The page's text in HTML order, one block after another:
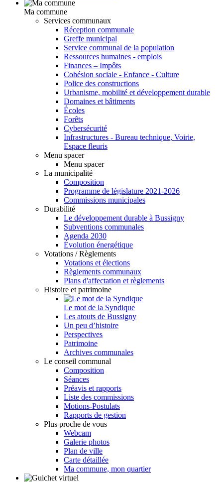
Ma commune
Services communaux
Réception communale
Greffe municipal
Service communal de la population
Ressources humaines - emplois
Finances – Impôts
Cohésion sociale - Enfance - Culture
Police des constructions
Urbanisme, mobilité et développement durable
Domaines et bâtiments
Écoles
Forêts
Cybersécurité
Infrastructures - Bureau technique, Voirie,
Espace fleuris
Menu spacer
Menu spacer
La municipalité
Composition
Programme de législature 2021-2026
Commissions municipales
Durabilité
Le développement durable à Bussigny
Subventions communales
Agenda 2030
Évolution énergétique
Votations / Règlements
Votations et élections
Règlements communaux
Plans d'affectation et règlements
Histoire et patrimoine
Le mot de la Syndique
Les atouts de Bussigny
Un peu d’histoire
Perspectives
Patrimoine
Archives communales
Le conseil communal
Composition
Séances
Préavis et rapports
Liste des commissions
Motions-Postulats
Rapports de gestion
Plus proche de vous
Webcam
Galerie photos
Plan de ville
Carte détaillée
Ma commune, mon quartier